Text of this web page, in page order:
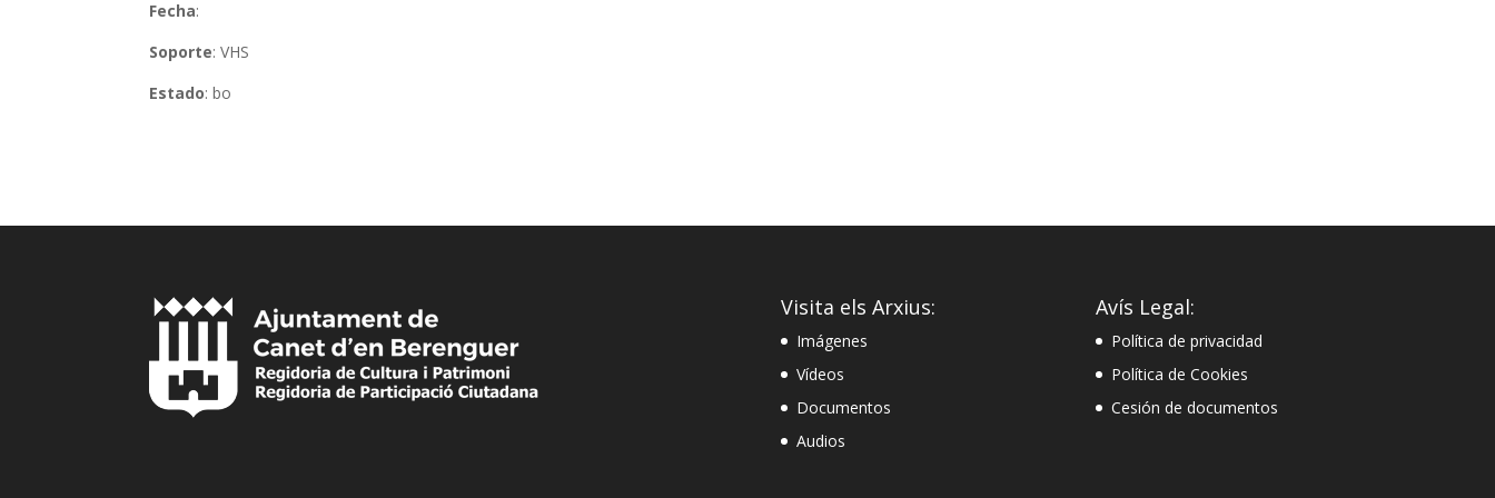
Fecha:
Soporte: VHS
Estado: bo
Visita els Arxius:
Imágenes
Vídeos
Documentos
Audios
Avís Legal:
Política de privacidad
Política de Cookies
Cesión de documentos